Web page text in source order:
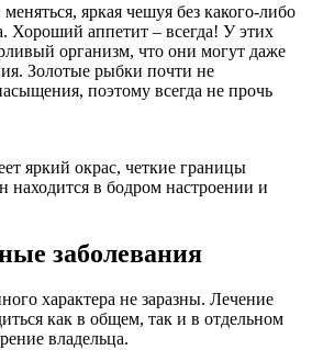
яркая чешуя без какого-либо
Хороший аппетит – всегда! У этих
организм, что они могут даже
Золотые рыбки почти не
поэтому всегда не прочь
яркий окрас, четкие границы
находится в бодром настроении и
заболевания
характера не заразны. Лечение
как в общем, так и в отдельном
владельца.